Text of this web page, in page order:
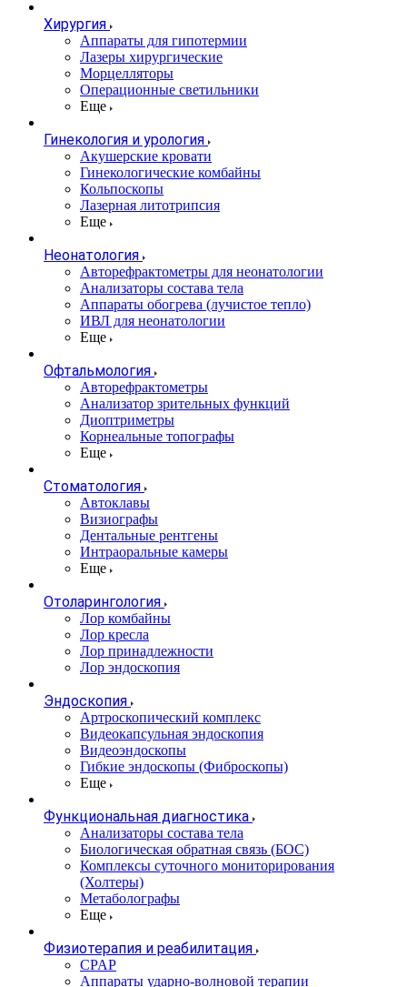
Хирургия
Аппараты для гипотермии
Лазеры хирургические
Морцелляторы
Операционные светильники
Еще
Гинекология и урология
Акушерские кровати
Гинекологические комбайны
Кольпоскопы
Лазерная литотрипсия
Еще
Неонатология
Авторефрактометры для неонатологии
Анализаторы состава тела
Аппараты обогрева (лучистое тепло)
ИВЛ для неонатологии
Еще
Офтальмология
Авторефрактометры
Анализатор зрительных функций
Диоптриметры
Корнеальные топографы
Еще
Стоматология
Автоклавы
Визиографы
Дентальные рентгены
Интраоральные камеры
Еще
Отоларингология
Лор комбайны
Лор кресла
Лор принадлежности
Лор эндоскопия
Эндоскопия
Артроскопический комплекс
Видеокапсульная эндоскопия
Видеоэндоскопы
Гибкие эндоскопы (Фиброcкопы)
Еще
Функциональная диагностика
Анализаторы состава тела
Биологическая обратная связь (БОС)
Комплексы суточного мониторирования
(Холтеры)
Метаболографы
Еще
Физиотерапия и реабилитация
CPAP
Аппараты ударно-волновой терапии